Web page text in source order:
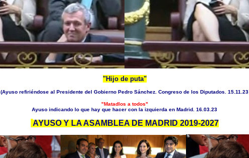
"Hijo de puta"
(Ayuso refiriéndose al Presidente del Gobierno Pedro Sánchez. Congreso de los Diputados. 15.11.23
"Matadlos a todos"
Ayuso indicando lo que hay que hacer con la izquierda en Madrid. 16.03.23
AYUSO Y LA ASAMBLEA DE MADRID 2019-2027